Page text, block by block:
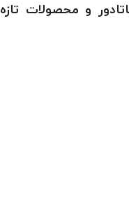
و محصولات تازه